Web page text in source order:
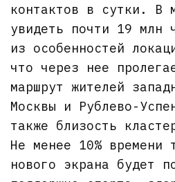
контактов в сутки. В
увидеть почти 19 млн
из особенностей
что через нее
маршрут жителей
Москвы и Рублево-
также близость
Не менее 10% времени
нового экрана будет